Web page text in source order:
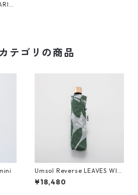
テゴリの商品
Umsol Reverse LEAVES WIS
TERIA green mini
¥18,480